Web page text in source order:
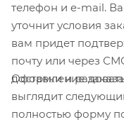
телефон и e-mail.
уточнит условия
вам придет
почту или через
доставки и
Оформление
выглядит
полностью форму